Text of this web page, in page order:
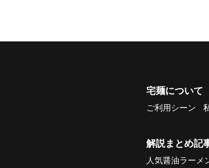
宅麺について
ご利用シーン
解説まとめ記
人気醤油ラーメ